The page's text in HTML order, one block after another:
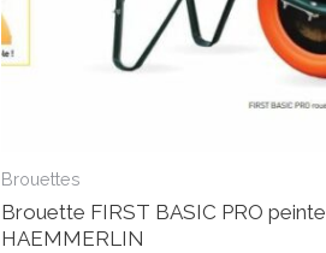
Brouettes
Brouette FIRST BASIC PRO peinte
HAEMMERLIN